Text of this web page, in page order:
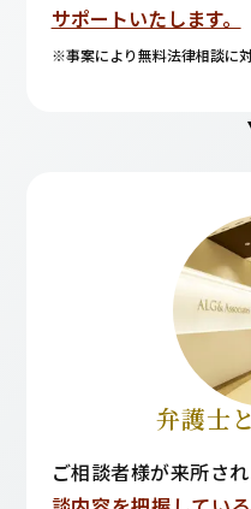
サポートいたします。
※事案により無料法律相談に
弁護士
ご相談者様が来所さ